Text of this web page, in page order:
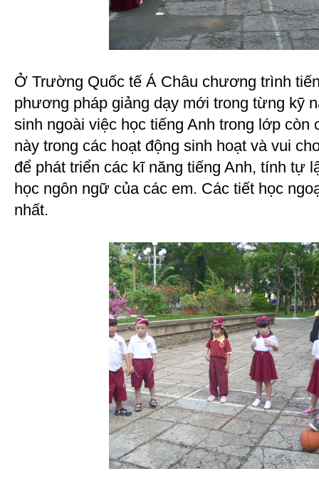
Ở Trường Quốc tế Á Châu chương trình
phương pháp giảng dạy mới trong từng kỹ
sinh ngoài việc học tiếng Anh trong lớp còn
này trong các hoạt động sinh hoạt và vui
để phát triển các kĩ năng tiếng Anh, tính tự
học ngôn ngữ của các em. Các tiết học
nhất.